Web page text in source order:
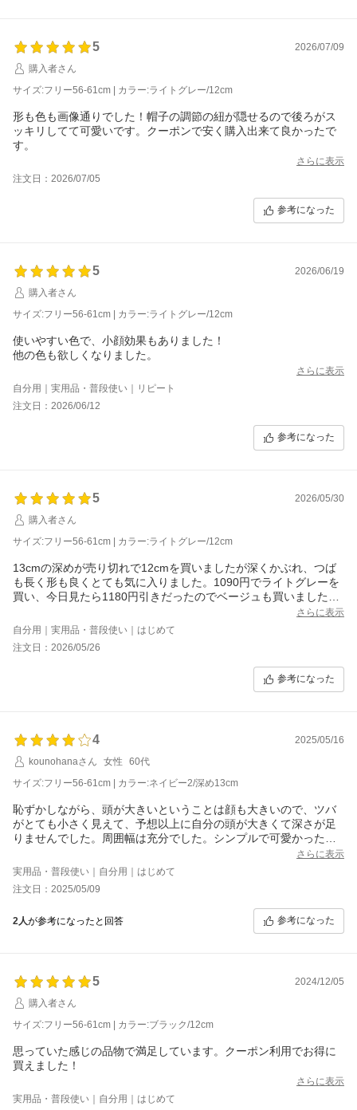
5
2026/07/09
購入者さん
サイズ:フリー56-61cm | カラー:ライトグレー/12cm
形も色も画像通りでした！帽子の調節の紐が隠せるので後ろがス
ッキリしてて可愛いです。クーポンで安く購入出来て良かったで
す。
さらに表示
注文日：2026/07/05
参考になった
5
2026/06/19
購入者さん
サイズ:フリー56-61cm | カラー:ライトグレー/12cm
使いやすい色で、小顔効果もありました！
他の色も欲しくなりました。
さらに表示
自分用｜実用品・普段使い｜リピート
注文日：2026/06/12
参考になった
5
2026/05/30
購入者さん
サイズ:フリー56-61cm | カラー:ライトグレー/12cm
13cmの深めが売り切れで12cmを買いましたが深くかぶれ、つば
も長く形も良くとても気に入りました。1090円でライトグレーを
買い、今日見たら1180円引きだったのでベージュも買いました。
さらに表示
自分用｜実用品・普段使い｜はじめて
注文日：2026/05/26
参考になった
4
2025/05/16
kounohanaさん
女性
60代
サイズ:フリー56-61cm | カラー:ネイビー2/深め13cm
恥ずかしながら、頭が大きいということは顔も大きいので、ツバ
がとても小さく見えて、予想以上に自分の頭が大きくて深さが足
りませんでした。周囲幅は充分でした。シンプルで可愛かったの
で頭だけが大きい方にはサイズも調節できるのでいいと思いま
す。
やはり頭が大きいとキャップは無理だと痛感しました。お安くな
っていたので気軽に挑戦できてよかったです。男女兼用できるの
さらに表示
実用品・普段使い｜自分用｜はじめて
注文日：2025/05/09
2人が参考になったと回答 参考になった
5
2024/12/05
購入者さん
サイズ:フリー56-61cm | カラー:ブラック/12cm
思っていた感じの品物で満足しています。クーポン利用でお得に
買えました！
さらに表示
実用品・普段使い｜自分用｜はじめて